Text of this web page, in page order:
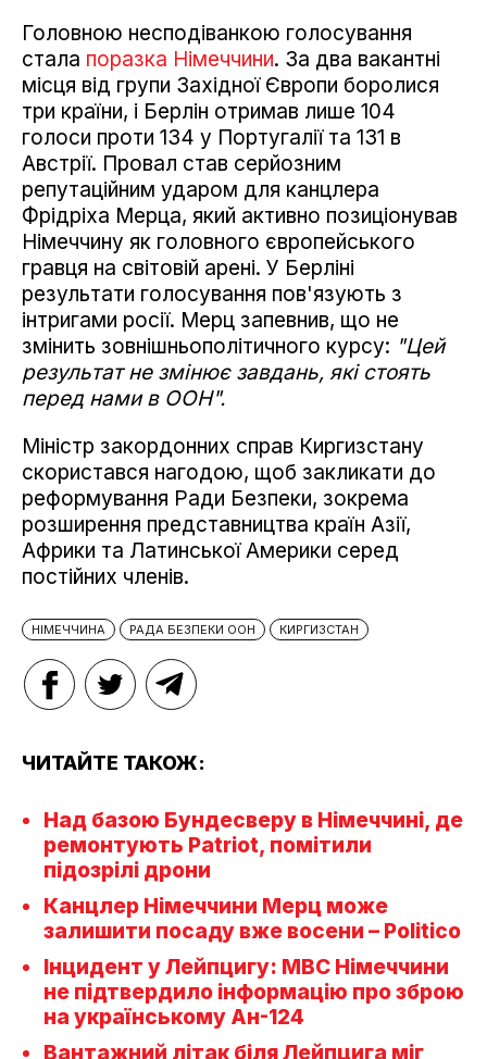
Головною несподіванкою голосування
стала поразка Німеччини. За два вакантні
місця від групи Західної Європи боролися
три країни, і Берлін отримав лише 104
голоси проти 134 у Португалії та 131 в
Австрії. Провал став серйозним
репутаційним ударом для канцлера
Фрідріха Мерца, який активно позиціонував
Німеччину як головного європейського
гравця на світовій арені. У Берліні
результати голосування пов'язують з
інтригами росії. Мерц запевнив, що не
змінить зовнішньополітичного курсу: "Цей
результат не змінює завдань, які стоять
перед нами в ООН".
Міністр закордонних справ Киргизстану
скористався нагодою, щоб закликати до
реформування Ради Безпеки, зокрема
розширення представництва країн Азії,
Африки та Латинської Америки серед
постійних членів.
НІМЕЧЧИНА РАДА БЕЗПЕКИ ООН КИРГИЗСТАН
ЧИТАЙТЕ ТАКОЖ:
Над базою Бундесверу в Німеччині, де
ремонтують Patriot, помітили
підозрілі дрони
Канцлер Німеччини Мерц може
залишити посаду вже восени – Politico
Інцидент у Лейпцигу: МВС Німеччини
не підтвердило інформацію про зброю
на українському Ан-124
Вантажний літак біля Лейпцига міг